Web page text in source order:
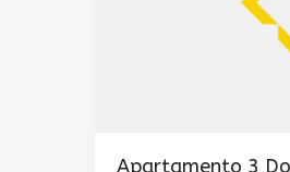
Apartamento 3